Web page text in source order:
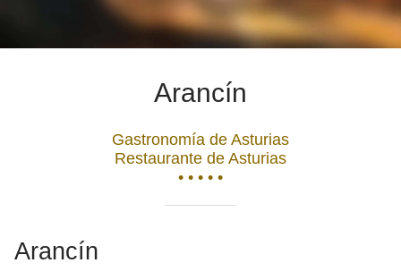
Arancín
Gastronomía de Asturias
Restaurante de Asturias
• • • • •
Arancín